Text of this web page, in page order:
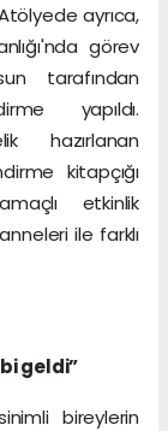
ayrıca,
görev
tarafından
yapıldı.
hazırlanan
kitapçığı
etkinlik
ile farklı
geldi”
bireylerin